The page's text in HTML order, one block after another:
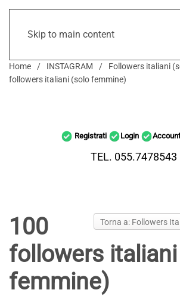
Skip to main content
Home INSTAGRAM Followers italiani
followers italiani (solo femmine)
Registrati Login
TEL. 055.7478543
Torna a: Followers
100
followers
femmine)